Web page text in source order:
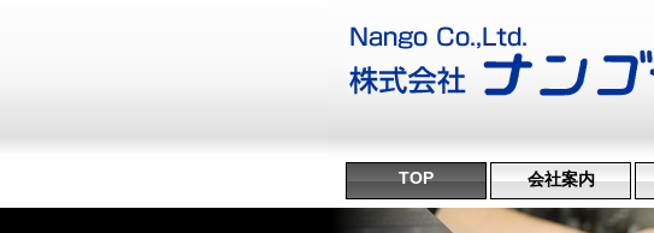
TOP
会社案内
ミッション
会社概要
機械設備
沿革・受賞歴